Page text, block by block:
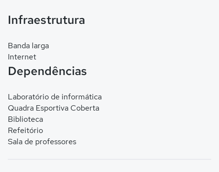
Infraestrutura
Banda larga
Internet
Dependências
Laboratório de informática
Quadra Esportiva Coberta
Biblioteca
Refeitório
Sala de professores